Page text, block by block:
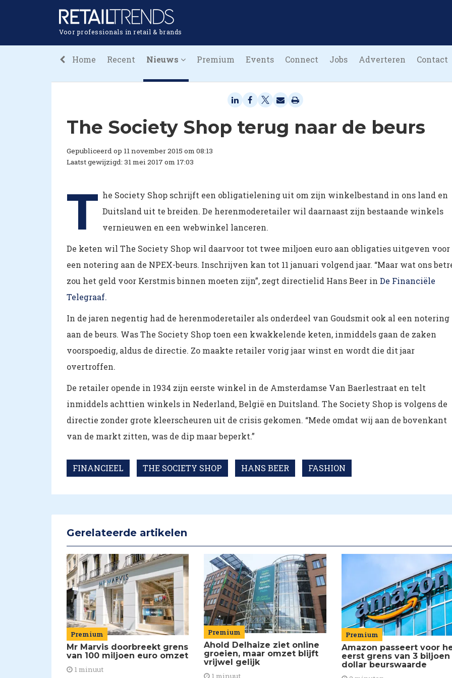
Voor professionals in retail & brands
Home Recent Nieuws Premium Events Connect Jobs Adverteren Contact
The Society Shop terug naar de beurs
Gepubliceerd op 11 november 2015 om 08:13
Laatst gewijzigd: 31 mei 2017 om 17:03
T he Society Shop schrijft een obligatielening uit om zijn winkelbestand in ons land en
Duitsland uit te breiden. De herenmoderetailer wil daarnaast zijn bestaande winkels
vernieuwen en een webwinkel lanceren.
De keten wil The Society Shop wil daarvoor tot twee miljoen euro aan obligaties uitgeven voor
een notering aan de NPEX-beurs. Inschrijven kan tot 11 januari volgend jaar. “Maar wat ons
zou het geld voor Kerstmis binnen moeten zijn”, zegt directielid Hans Beer in De Financiële
Telegraaf.
In de jaren negentig had de herenmoderetailer als onderdeel van Goudsmit ook al een notering
aan de beurs. Was The Society Shop toen een kwakkelende keten, inmiddels gaan de zaken
voorspoedig, aldus de directie. Zo maakte retailer vorig jaar winst en wordt die dit jaar
overtroffen.
De retailer opende in 1934 zijn eerste winkel in de Amsterdamse Van Baerlestraat en telt
inmiddels achttien winkels in Nederland, België en Duitsland. The Society Shop is volgens de
directie zonder grote kleerscheuren uit de crisis gekomen. “Mede omdat wij aan de bovenkant
van de markt zitten, was de dip maar beperkt.”
FINANCIEEL THE SOCIETY SHOP HANS BEER FASHION
Gerelateerde artikelen
Premium
Mr Marvis doorbreekt grens
van 100 miljoen euro omzet
1 minuut
Premium
Ahold Delhaize ziet online
groeien, maar omzet blijft
vrijwel gelijk
1 minuut
Premium
Amazon passeert voor
eerst grens van 3 biljoen
dollar beurswaarde